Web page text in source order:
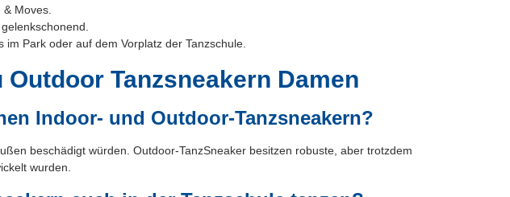
Moves.
im Park oder auf dem Vorplatz der Tanzschule.
Outdoor Tanzsneakern Damen
Indoor- und Outdoor-Tanzsneakern?
beschädigt würden. Outdoor-TanzSneaker besitzen robuste, aber trotzdem
wurden.